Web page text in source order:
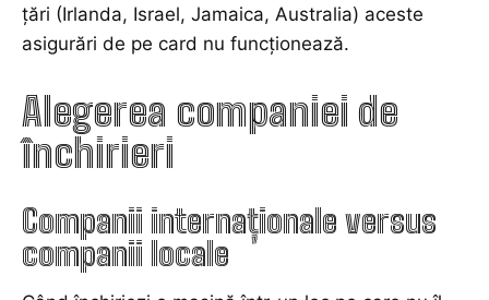
țări (Irlanda, Israel, Jamaica, Australia) aceste
asigurări de pe card nu funcționează.
Alegerea companiei de
închirieri
Companii internaționale versus
companii locale